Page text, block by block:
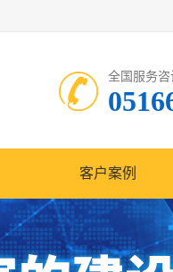
全国服务咨
客户案例